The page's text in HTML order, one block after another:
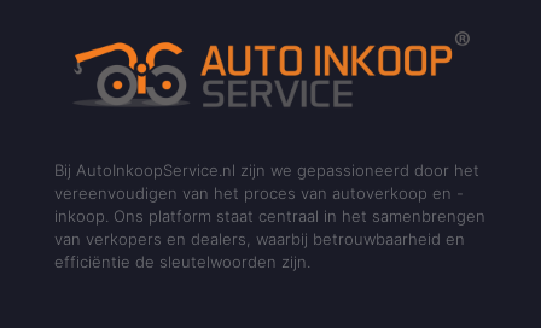
Bij AutoInkoopService.nl zijn we gepassioneerd door het
vereenvoudigen van het proces van autoverkoop en -
inkoop. Ons platform staat centraal in het samenbrengen
van verkopers en dealers, waarbij betrouwbaarheid en
efficiëntie de sleutelwoorden zijn.